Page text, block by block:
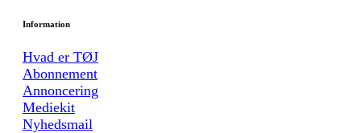
Information
Hvad er TØJ
Abonnement
Annoncering
Mediekit
Nyhedsmail